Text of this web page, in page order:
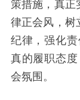
策措施，真正
律正会风，树
纪律，强化
真的履职态
会氛围。